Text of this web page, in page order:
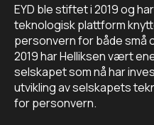
EYD ble stiftet i 2019 og
teknologisk plattform
personvern for både små
2019 har Helliksen vært
selskapet som nå har
utvikling av selskapets
for personvern.